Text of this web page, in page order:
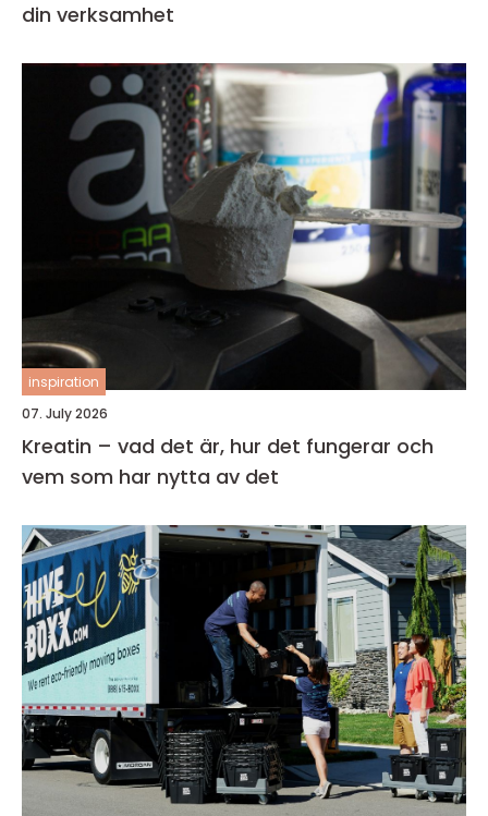
din verksamhet
inspiration
07. July 2026
Kreatin – vad det är, hur det fungerar och
vem som har nytta av det